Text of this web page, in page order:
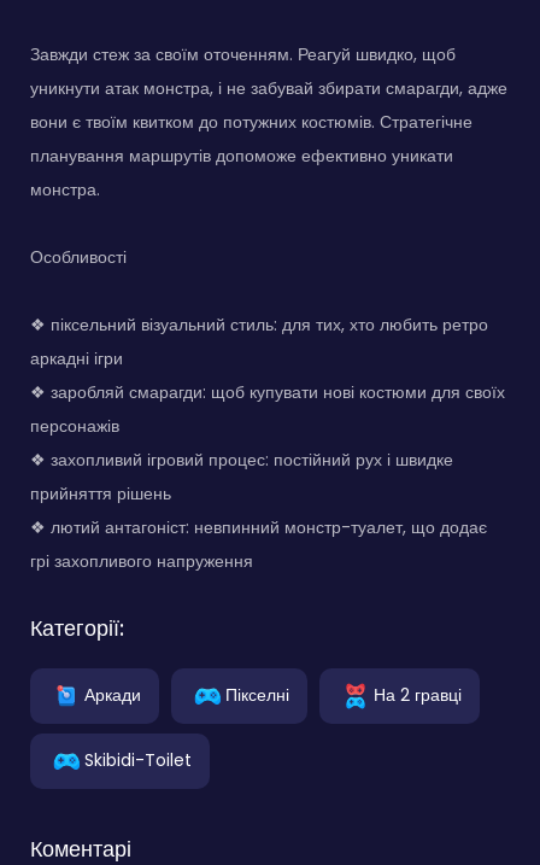
Завжди стеж за своїм оточенням. Реагуй швидко, щоб
уникнути атак монстра, і не забувай збирати смарагди, адже
вони є твоїм квитком до потужних костюмів. Стратегічне
планування маршрутів допоможе ефективно уникати
монстра.
Особливості
❖ піксельний візуальний стиль: для тих, хто любить ретро
аркадні ігри
❖ заробляй смарагди: щоб купувати нові костюми для своїх
персонажів
❖ захопливий ігровий процес: постійний рух і швидке
прийняття рішень
❖ лютий антагоніст: невпинний монстр-туалет, що додає
грі захопливого напруження
Категорії:
Аркади Пікселні На 2 гравці
Skibidi-Toilet
Коментарі